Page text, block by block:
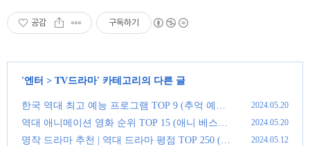
공감 구독하기
'엔터 > TV드라마' 카테고리의 다른 글
한국 역대 최고 예능 프로그램 TOP 9 (추억 예능)
(0)
2024.05.20
역대 애니메이션 영화 순위 TOP 15 (애니 베스트)
(0)
2024.05.20
명작 드라마 추천 | 역대 드라마 평점 TOP 250 (꼭
2024.05.12